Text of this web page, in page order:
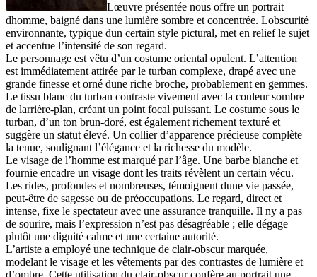
Lœuvre présentée nous offre un portrait
dhomme, baigné dans une lumière sombre et concentrée. Lobscurité
environnante, typique dun certain style pictural, met en relief le sujet
et accentue l’intensité de son regard.
Le personnage est vêtu d’un costume oriental opulent. L’attention
est immédiatement attirée par le turban complexe, drapé avec une
grande finesse et orné dune riche broche, probablement en gemmes.
Le tissu blanc du turban contraste vivement avec la couleur sombre
de larrière-plan, créant un point focal puissant. Le costume sous le
turban, d’un ton brun-doré, est également richement texturé et
suggère un statut élevé. Un collier d’apparence précieuse complète
la tenue, soulignant l’élégance et la richesse du modèle.
Le visage de l’homme est marqué par l’âge. Une barbe blanche et
fournie encadre un visage dont les traits révèlent un certain vécu.
Les rides, profondes et nombreuses, témoignent dune vie passée,
peut-être de sagesse ou de préoccupations. Le regard, direct et
intense, fixe le spectateur avec une assurance tranquille. Il ny a pas
de sourire, mais l’expression n’est pas désagréable ; elle dégage
plutôt une dignité calme et une certaine autorité.
L’artiste a employé une technique de clair-obscur marquée,
modelant le visage et les vêtements par des contrastes de lumière et
d’ombre. Cette utilisation du clair-obscur confère au portrait une